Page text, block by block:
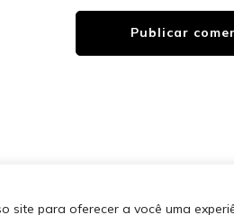
site para oferecer a você uma